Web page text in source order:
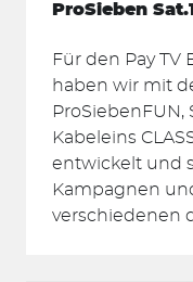
ProSieben Sat.1
Für den Pay TV
haben wir mit
ProSiebenFUN,
Kabeleins
entwickelt und
Kampagnen
verschiedenen